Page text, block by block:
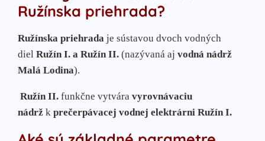
Ružínska priehrada?
Ružínska priehrada je sústavou dvoch vodných
diel Ružín I. a Ružín II. (nazývaná aj vodná nádrž
Malá Lodina).
Ružín II. funkčne vytvára vyrovnávaciu
nádrž k prečerpávacej vodnej elektrárni Ružín I.